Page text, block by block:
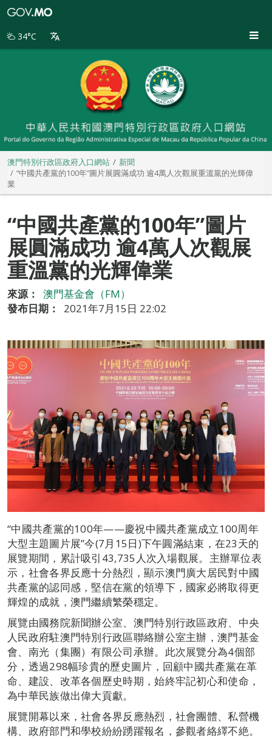
別
34°C
澳門特別行政區政府入口網站
新聞
“中國共產黨的100年”圖片展圓滿成功 逾4萬人次觀展重溫黨的光輝偉
業
“中國共產黨的100年”圖片
展圓滿成功 逾4萬人次觀展
重溫黨的光輝偉業
來源：
澳門基金會（FM）
發布日期：
2021年7月15日 22:02
“中國共產黨的100年——慶祝中國共產黨成立100周年
大型主題圖片展”今(7月15日)下午圓滿結束，在23天的
展覽期間，累計吸引43,735人次入場觀展。主辦單位表
示，社會各界反應十分熱烈，顯示澳門廣大居民對中國
共產黨的認同感，堅信在黨的領導下，國家必將取得更
輝煌的成就，澳門繼續繁榮穩定。
展覽由國務院新聞辦公室、澳門特別行政區政府、中央
人民政府駐澳門特別行政區聯絡辦公室主辦，澳門基金
會、南光（集團）有限公司承辦。此次展覽分為4個部
分，透過298幅珍貴的歷史圖片，回顧中國共產黨在革
命、建設、改革各個歷史時期，始終牢記初心和使命，
為中華民族做出偉大貢獻。
展覽開幕以來，社會各界反應熱烈，社會團體、私營機
構、政府部門和學校紛紛踴躍報名，參觀者絡繹不絶。